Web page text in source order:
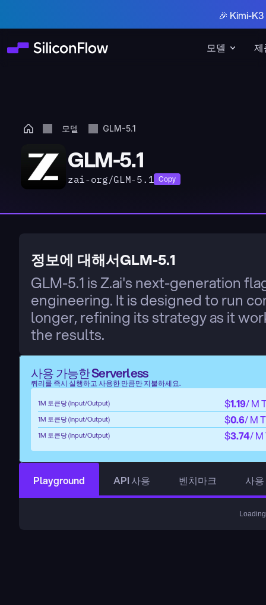
모델 제
🎉 Kimi-
모델 GLM-5.1
GLM-5.1
zai-org/GLM-5.1 Copy
정보에 대해서GLM-5.1
GLM-5.1 is Z.ai's next-generation
engineering. It is designed to run
longer, refining its strategy as it
the results.
사용 가능한 Serverless
쿼리를 즉시 실행하고 사용한 만큼만 지불하세요.
1M 토큰당 (Input/Output) $1.19/ M
1M 토큰당 (Input/Output) $0.6/ M
1M 토큰당 (Input/Output) $3.74/ M
Playground API 사용 벤치마크 사